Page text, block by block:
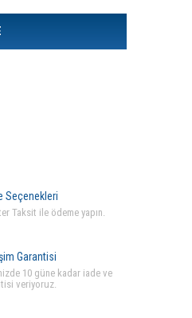
Seçenekleri
Taksit ile ödeme yapın.
Garantisi
10 güne kadar iade ve
veriyoruz.